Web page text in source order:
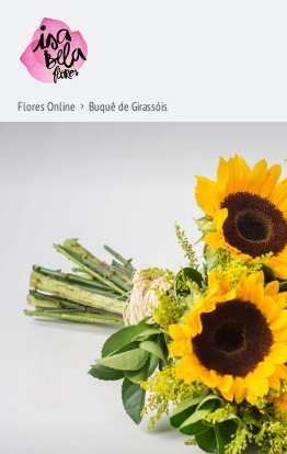
Flores Online Buquê de Girassóis